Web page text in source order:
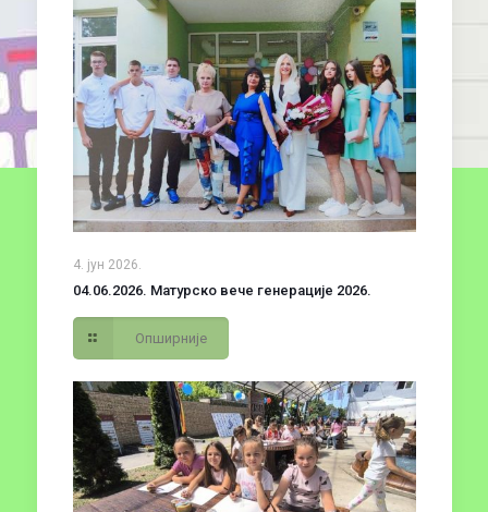
4. јун 2026.
04.06.2026. Матурско вече генерације 2026.
Опширније